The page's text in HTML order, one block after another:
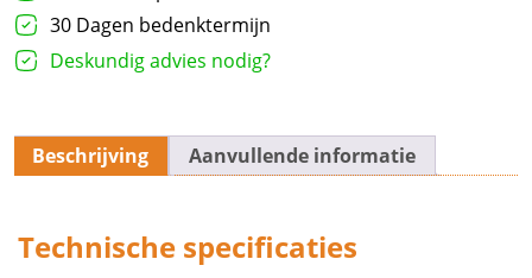
aantal
30 Dagen bedenktermijn
Deskundig advies nodig?
Beschrijving Aanvullende informatie
Technische specificaties